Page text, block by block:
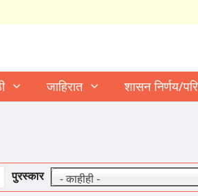
जाहिरात शासन निर्णय/
पुरस्कार - काहीही -